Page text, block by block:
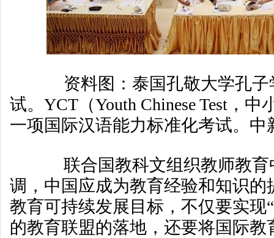
资料图：泰国孔敬大学孔子
试。YCT（Youth Chinese Test，
一项国际汉语能力标准化考试。中
联合国教科文组织教师教育
调，中国应成为教育经验和知识的
教育可持续发展目标，不仅要实现
的教育联盟的落地，还要将国际